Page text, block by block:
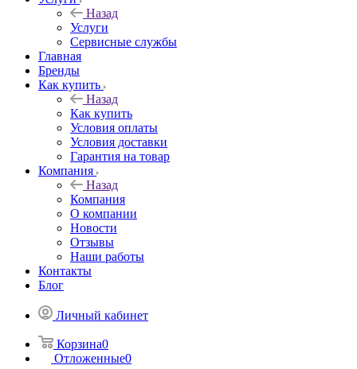
Назад
Услуги
Сервисные службы
Главная
Бренды
Как купить
Назад
Как купить
Условия оплаты
Условия доставки
Гарантия на товар
Компания
Назад
Компания
О компании
Новости
Отзывы
Наши работы
Контакты
Блог
Личный кабинет
Корзина0
Отложенные0